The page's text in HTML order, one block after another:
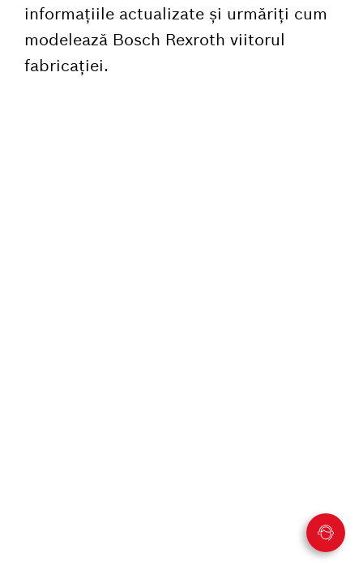
informațiile actualizate și urmăriți cum
modelează Bosch Rexroth viitorul
fabricației.